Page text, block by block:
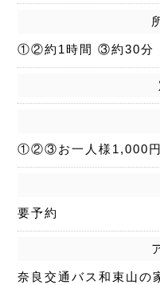
①②約1時間 ③約30分
①②③お一人様1,000円
要予約
奈良交通バス和束山の